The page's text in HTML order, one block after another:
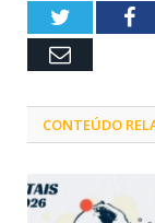
Twitter
Email
CONTEÚDO